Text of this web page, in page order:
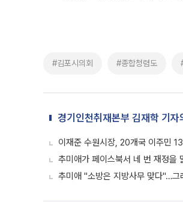
#김포시의회 #종합청렴도
경기인천취재본부 김재학 기자
이재준 수원시장, 20개국 이주민
추미애가 페이스북서 네 번 재정
추미애 "소방은 지방사무 맞다"…그